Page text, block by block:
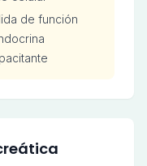
de función